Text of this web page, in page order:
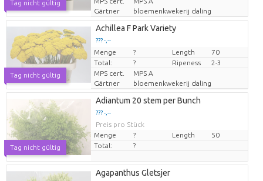
Tag nicht gültig
Gärtner
bloemenkwekerij daling
Tag nicht gültig
Achillea F Park Variety
??? -,--
Preis pro Stück
Menge ? Length
70
Total:
? Ripeness
2-3
MPS cert.
MPS A
Gärtner
bloemenkwekerij daling
Tag nicht gültig
Adiantum 20 stem per Bunch
??? -,--
Preis pro Stück
Menge
? Length
50
Total:
?
Agapanthus Gletsjer